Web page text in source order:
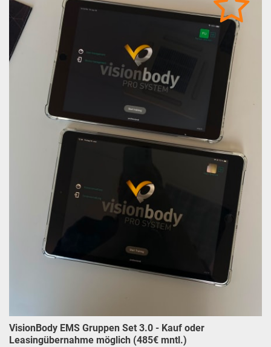
VisionBody EMS Gruppen Set 3.0 - Kauf oder
Leasingübernahme möglich (485€ mntl.)